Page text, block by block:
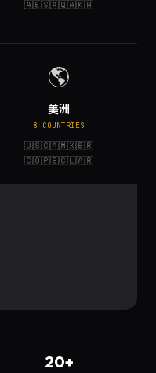
🇦🇪🇸🇦🇶🇦🇰🇼
🌎
美洲
8 COUNTRIES
🇺🇸🇨🇦🇲🇽🇧🇷
🇨🇴🇵🇪🇨🇱🇦🇷
20+